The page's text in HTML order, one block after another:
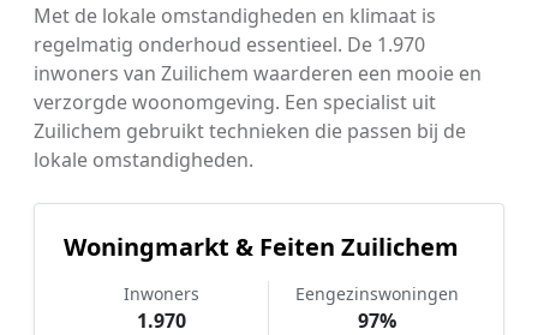
Met de lokale omstandigheden en klimaat is
regelmatig onderhoud essentieel. De 1.970
inwoners van Zuilichem waarderen een mooie en
verzorgde woonomgeving. Een specialist uit
Zuilichem gebruikt technieken die passen bij de
lokale omstandigheden.
Woningmarkt & Feiten Zuilichem
Inwoners
1.970
Eengezinswoningen
97%